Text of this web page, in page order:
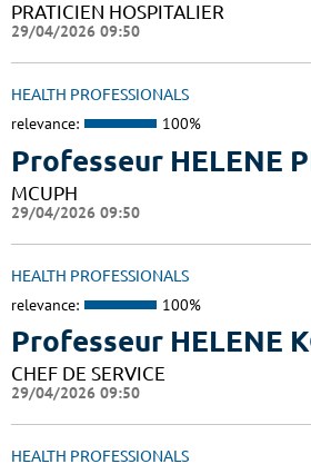
PRATICIEN HOSPITALIER
29/04/2026 09:50
HEALTH PROFESSIONALS
relevance: 100%
Professeur HELENE
MCUPH
29/04/2026 09:50
HEALTH PROFESSIONALS
relevance: 100%
Professeur HELENE
CHEF DE SERVICE
29/04/2026 09:50
HEALTH PROFESSIONALS